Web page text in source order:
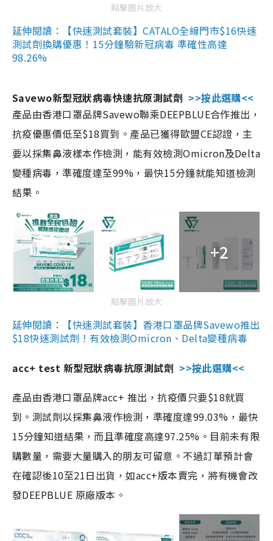
點擊圖片放大
延伸閱讀：【快速測試套裝】CATALO全線門市$16快速
測試劑換購優惠！15分鐘驗新冠病毒 準確性高達
98.26%
Savewo新型冠狀病毒快速抗原測試劑 >>按此選購<<
產品由香港口罩品牌Savewo聯乘DEEPBLUE合作推出，
抗疫優惠價低至$18買到。產品已獲得歐盟CE認證，主
要以採集鼻液樣本作檢測，能有效檢測Omicron及Delta
變種病毒，準確度達至99%，最快15分鐘就能知道檢測
結果。
+2
點擊圖片放大
延伸閱讀：【快速測試套裝】香港口罩品牌Savewo推出
$18快速測試劑！有效檢測Omicron、Delta變種病毒
acc+ test 新型冠狀病毒抗原測試劑 >>按此選購<<
產品由香港口罩品牌acc+ 推出，抗疫價只要$18就買
到。測試劑以採集鼻液作檢測，準確度達99.03%，最快
15分鐘知道結果，而且準確度高達97.25%。目前未有限
購數量，需要大量購入的朋友可留意。不過訂單預計會
在確認後10至21日出貨，如acc+版本賣完，將有機會改
發DEEPBLUE 原廠版本。